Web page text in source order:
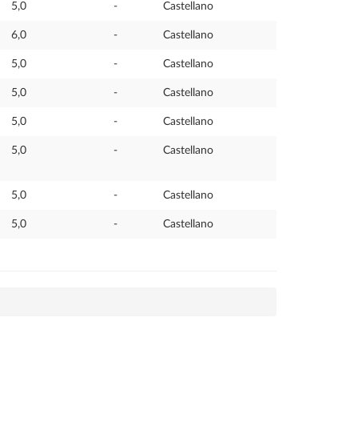
5,0 - Castellano
6,0 - Castellano
5,0 - Castellano
5,0 - Castellano
5,0 - Castellano
5,0 - Castellano
5,0 - Castellano
5,0 - Castellano